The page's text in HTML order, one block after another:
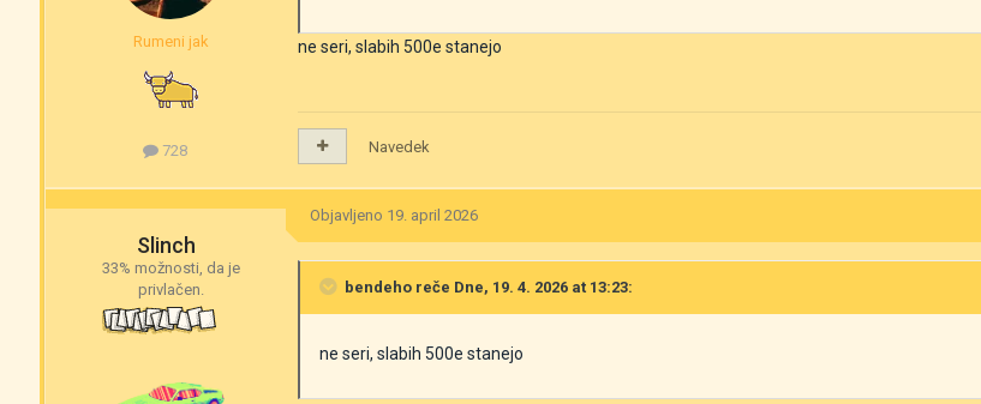
Rumeni jak
728
ne seri, slabih 500e stanejo
Navedek
Slinch
33% možnosti, da je
privlačen.
Objavljeno 19. april 2026
bendeho reče Dne, 19. 4. 2026 at 13:23:
ne seri, slabih 500e stanejo